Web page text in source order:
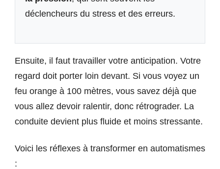
déclencheurs du stress et des erreurs.
Ensuite, il faut travailler votre anticipation. Votre
regard doit porter loin devant. Si vous voyez un
feu orange à 100 mètres, vous savez déjà que
vous allez devoir ralentir, donc rétrograder. La
conduite devient plus fluide et moins stressante.
Voici les réflexes à transformer en automatismes
: